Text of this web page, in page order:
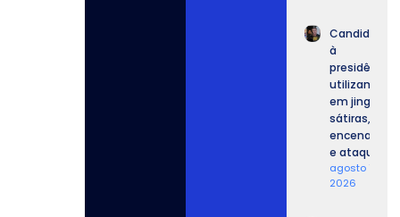
Candidatos
à
presidência
utilizam IA
em jingles,
sátiras,
encenações
e ataques.
agosto 7,
2026